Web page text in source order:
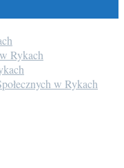
Rykach
w Rykach